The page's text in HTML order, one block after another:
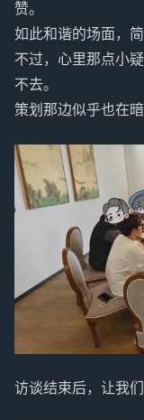
赞。
如此和谐的场面，
不过，心里那点小
不去。
策划那边似乎也在
访谈结束后，让我